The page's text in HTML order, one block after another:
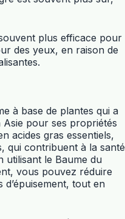
plus efficace pour
des yeux, en raison de
à base de plantes qui a
Asie pour ses propriétés
acides gras essentiels,
qui contribuent à la santé
utilisant le Baume du
vous pouvez réduire
d’épuisement, tout en